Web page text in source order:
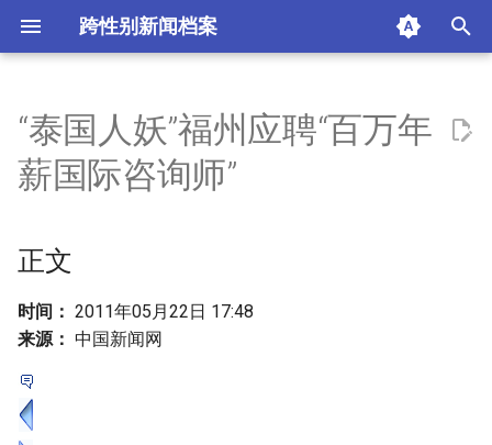
跨性别新闻档案
n
t
a
l
i
z
正文
附加信息 [Processed Page
“泰国人妖”福州应聘“百万年
薪国际咨询师”
正文
时间： 2011年05月22日 17:48
来源： 中国新闻网